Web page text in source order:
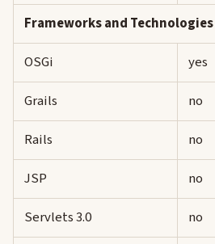
Frameworks and Technologies
OSGi
yes
Grails
no
Rails
no
JSP
no
Servlets 3.0
no